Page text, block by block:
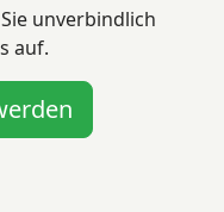
unverbindlich
auf.